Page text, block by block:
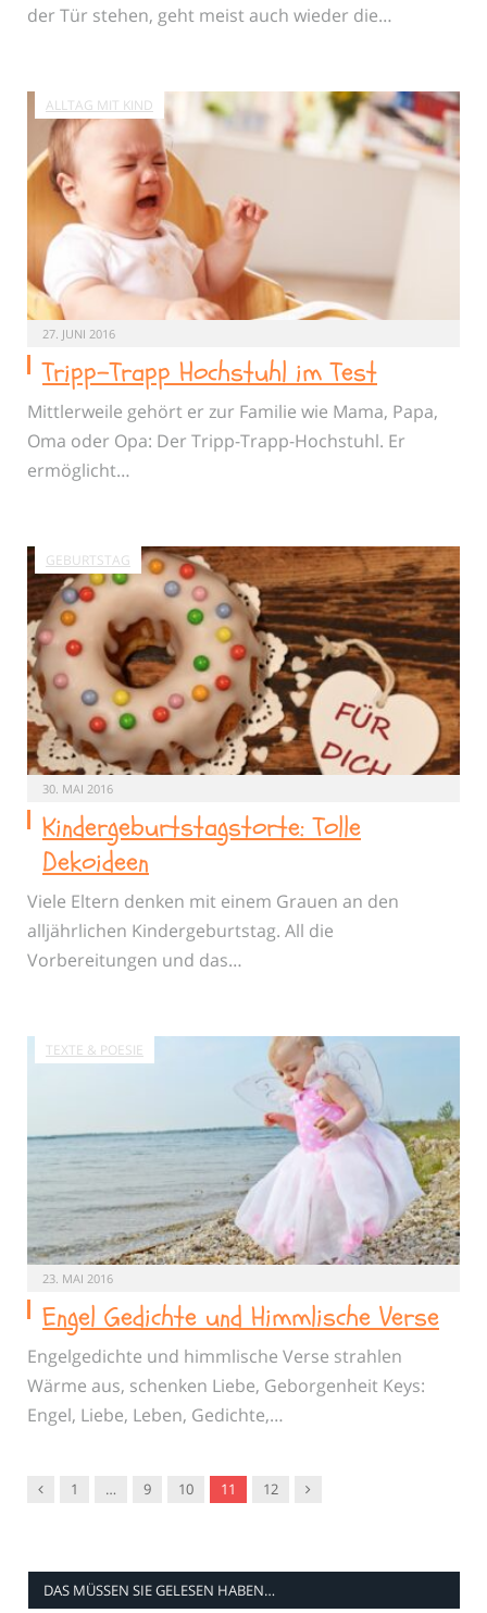
der Tür stehen, geht meist auch wieder die…
ALLTAG MIT KIND
27. JUNI 2016
Tripp-Trapp Hochstuhl im Test
Mittlerweile gehört er zur Familie wie Mama, Papa,
Oma oder Opa: Der Tripp-Trapp-Hochstuhl. Er
ermöglicht…
GEBURTSTAG
30. MAI 2016
Kindergeburtstagstorte: Tolle
Dekoideen
Viele Eltern denken mit einem Grauen an den
alljährlichen Kindergeburtstag. All die
Vorbereitungen und das…
TEXTE & POESIE
23. MAI 2016
Engel Gedichte und Himmlische Verse
Engelgedichte und himmlische Verse strahlen
Wärme aus, schenken Liebe, Geborgenheit Keys:
Engel, Liebe, Leben, Gedichte,…
Vorgänger
1 … 9 10 11 12 Nachfolger
DAS MÜSSEN SIE GELESEN HABEN…